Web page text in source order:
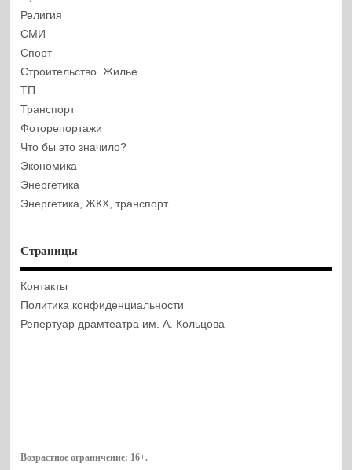
Религия
СМИ
Спорт
Строительство. Жилье
ТП
Транспорт
Фоторепортажи
Что бы это значило?
Экономика
Энергетика
Энергетика, ЖКХ, транспорт
Страницы
Контакты
Политика конфиденциальности
Репертуар драмтеатра им. А. Кольцова
Возрастное ограничение: 16+.